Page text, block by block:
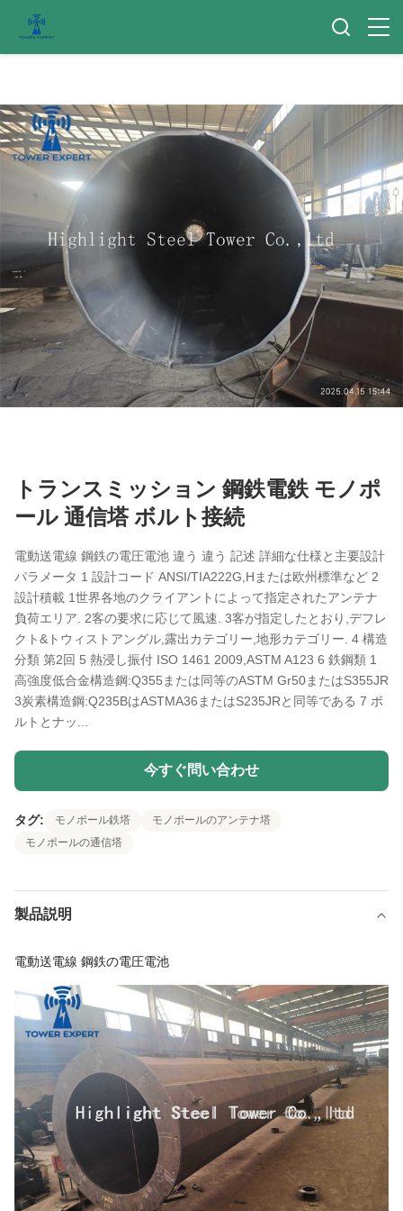
トランスミッション 鋼鉄電鉄 モノポ
ール 通信塔 ボルト接続
電動送電線 鋼鉄の電圧電池 違う 違う 記述 詳細な仕様と主要設計
パラメータ 1 設計コード ANSI/TIA222G,Hまたは欧州標準など 2
設計積載 1世界各地のクライアントによって指定されたアンテナ
負荷エリア. 2客の要求に応じて風速. 3客が指定したとおり,デフレ
クト&トウィストアングル,露出カテゴリー,地形カテゴリー. 4 構造
分類 第2回 5 熱浸し振付 ISO 1461 2009,ASTM A123 6 鉄鋼類 1
高強度低合金構造鋼:Q355または同等のASTM Gr50またはS355JR
3炭素構造鋼:Q235BはASTMA36またはS235JRと同等である 7 ボ
ルトとナッ...
今すぐ問い合わせ
タグ: モノポール鉄塔
モノポールのアンテナ塔
モノポールの通信塔
製品説明
電動送電線 鋼鉄の電圧電池